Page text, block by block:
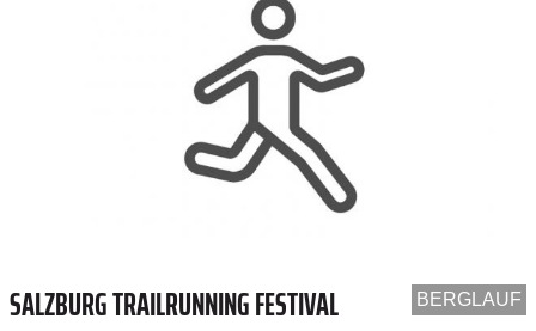
BERGLAUF
SALZBURG TRAILRUNNING FESTIVAL